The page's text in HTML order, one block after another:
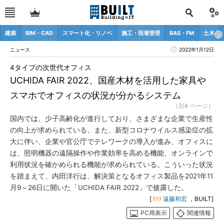
建築 BIM・CAD スマート化・リノベ 施工・現場管理 BAS・FM 土木
ニュース 2022年1月12日
UCHIDA FAIR 2022、国産木材を活用した家具や
スマホでオフィスの状況が分かるシステム
4タイプの次世代オフィス
（3/4 ページ）
国内では、少子高齢化が進行しており、さまざまな企業で生産性
の向上が求められている。また、新型コロナウイルス感染症の拡
大に伴い、企業や官公庁でテレワークの導入が進み、オフィスに
は、照明機器の遠隔操作や作業効率を高める機能、オンラインで
利用状況を確かめられる機能が求められている。こういった状況
を踏まえて、内田洋行は、解決策となるオフィス製品を2021年11
月9～26日に開いた「UCHIDA FAIR 2022」で披露した。
[ 遠藤和宏 ，BUILT]
PC用表示
関連情報